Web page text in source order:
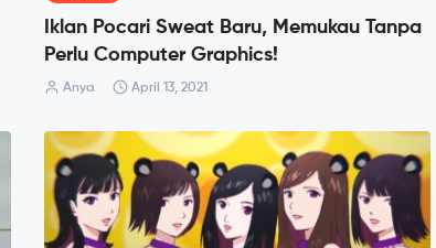
Iklan Pocari Sweat Baru, Memukau Tanpa
Perlu Computer Graphics!
Anya April 13, 2021